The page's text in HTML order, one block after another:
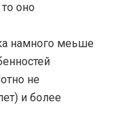
оно
намного меьше
не
и более